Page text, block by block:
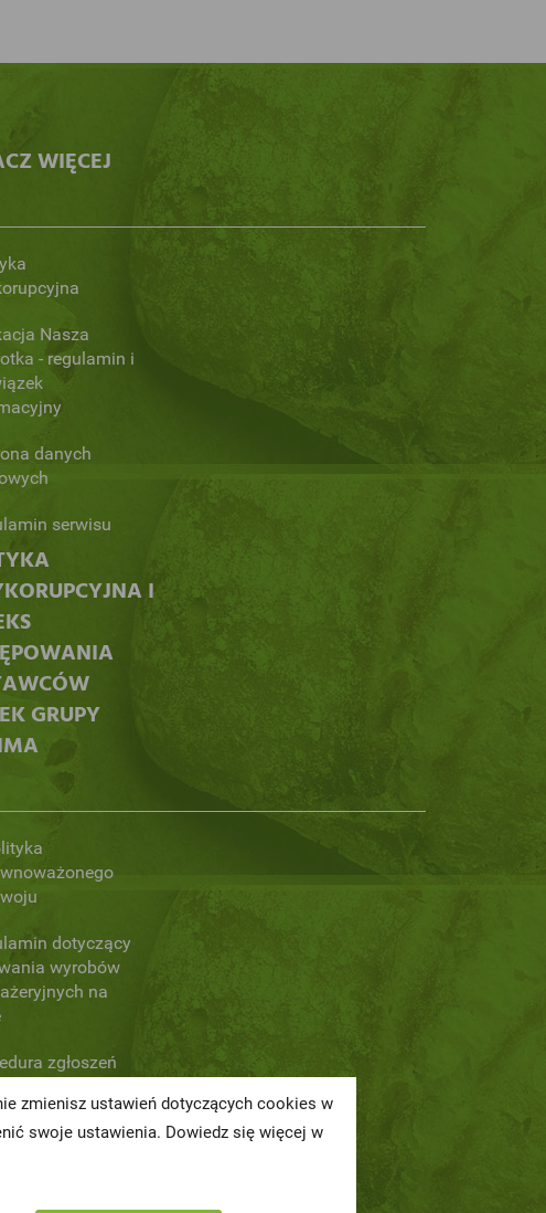
WIĘCEJ
Nasza
- regulamin i
danych
serwisu
I
GRUPY
dotyczący
wyrobów
na
zgłoszeń
zmienisz ustawień dotyczących cookies w
swoje ustawienia. Dowiedz się więcej w